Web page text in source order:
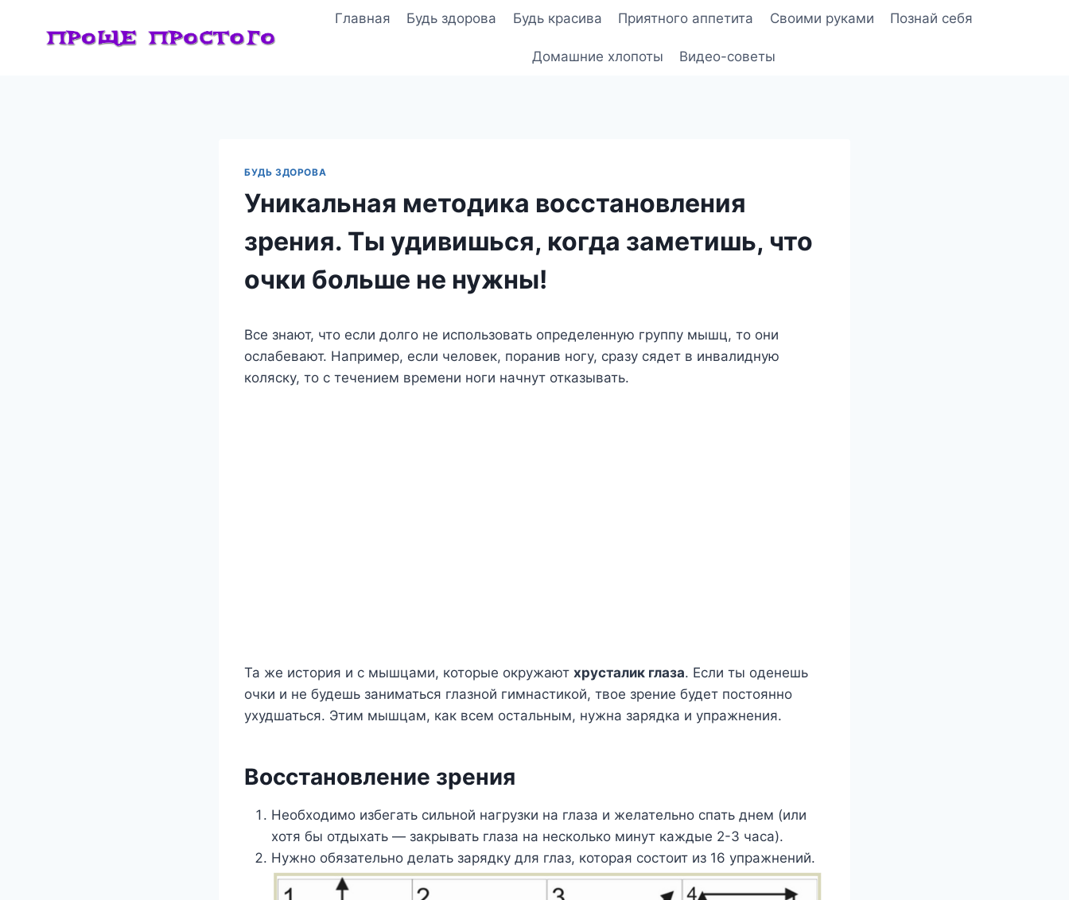
Главная Будь здорова Будь красива Приятного аппетита Своими руками Познай себя
Домашние хлопоты Видео-советы
БУДЬ ЗДОРОВА
Уникальная методика восстановления
зрения. Ты удивишься, когда заметишь, что
очки больше не нужны!
Все знают, что если долго не использовать определенную группу мышц, то они
ослабевают. Например, если человек, поранив ногу, сразу сядет в инвалидную
коляску, то с течением времени ноги начнут отказывать.
Та же история и с мышцами, которые окружают хрусталик глаза. Если ты оденешь
очки и не будешь заниматься глазной гимнастикой, твое зрение будет постоянно
ухудшаться. Этим мышцам, как всем остальным, нужна зарядка и упражнения.
Восстановление зрения
Необходимо избегать сильной нагрузки на глаза и желательно спать днем (или
хотя бы отдыхать — закрывать глаза на несколько минут каждые 2-3 часа).
Нужно обязательно делать зарядку для глаз, которая состоит из 16 упражнений.